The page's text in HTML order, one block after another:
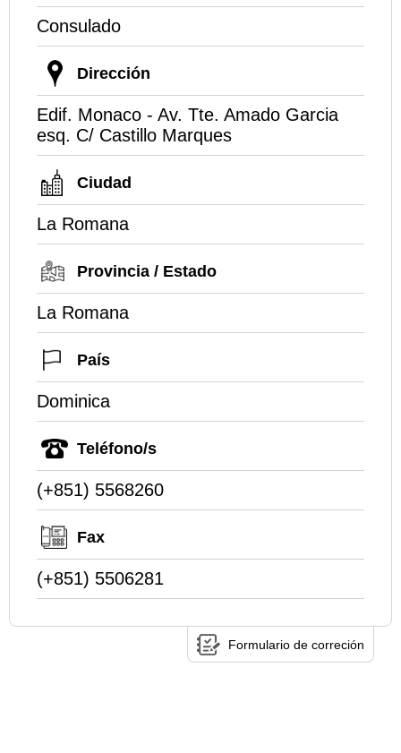
Consulado
Dirección
Edif. Monaco - Av. Tte. Amado Garcia
esq. C/ Castillo Marques
Ciudad
La Romana
Provincia / Estado
La Romana
País
Dominica
Teléfono/s
(+851) 5568260
Fax
(+851) 5506281
Formulario de correción